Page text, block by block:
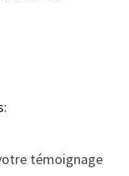
témoignage